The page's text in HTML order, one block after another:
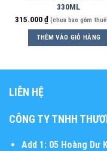
330ML
315.000₫ (chưa bao gồm thuế
THÊM VÀO GIỎ HÀNG
LIÊN HỆ
CÔNG TY TNHH
Add 1:05 Hoàng Dư